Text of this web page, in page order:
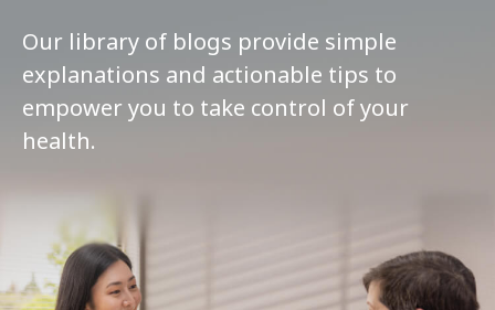
Our library of blogs provide simple
explanations and actionable tips to
empower you to take control of your
health.